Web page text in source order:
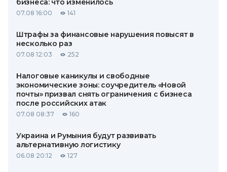
бизнеса: что изменилось
07.08 16:00 141
Штрафы за финансовые нарушения повысят в
несколько раз
07.08 12:03 252
Налоговые каникулы и свободные
экономические зоны: соучредитель «Новой
почты» призвал снять ограничения с бизнеса
после российских атак
07.08 08:37 160
Украина и Румыния будут развивать
альтернативную логистику
06.08 20:12 127